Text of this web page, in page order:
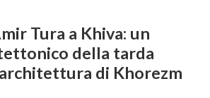
Tura a Khiva: un
della tarda
di Khorezm